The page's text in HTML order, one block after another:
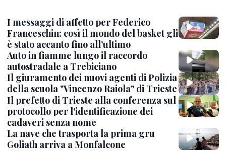
I messaggi di affetto per Federico
Franceschin: così il mondo del basket gli
è stato accanto fino all’ultimo
Auto in fiamme lungo il raccordo
autostradale a Trebiciano
Il giuramento dei nuovi agenti di Polizia
della scuola "Vincenzo Raiola" di Trieste
Il prefetto di Trieste alla conferenza sul
protocollo per l'identificazione dei
cadaveri senza nome
La nave che trasporta la prima gru
Goliath arriva a Monfalcone